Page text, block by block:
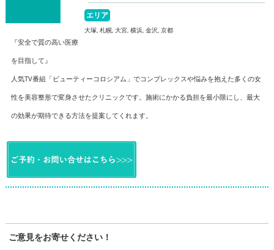
エリア
大塚, 札幌, 大宮, 横浜, 金沢, 京都
『安全で質の高い医療
を目指して』
人気TV番組「ビューティーコロシアム」でコンプレックスや悩みを抱えた多くの女
性を美容整形で変身させたクリニックです。施術にかかる負担を最小限にし、最大
の効果が期待できる方法を提案してくれます。
ご意見をお寄せください！